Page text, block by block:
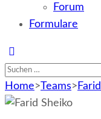
Forum
Formulare
Suchen
nach:
Home>Teams>